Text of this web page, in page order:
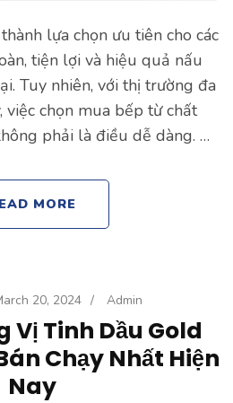
lựa chọn ưu tiên cho các
tiện lợi và hiệu quả nấu
Tuy nhiên, với thị trường đa
việc chọn mua bếp từ chất
phải là điều dễ dàng. …
MORE
20, 2024 / Admin
Vị Tinh Dầu Gold
Chạy Nhất Hiện
Nay